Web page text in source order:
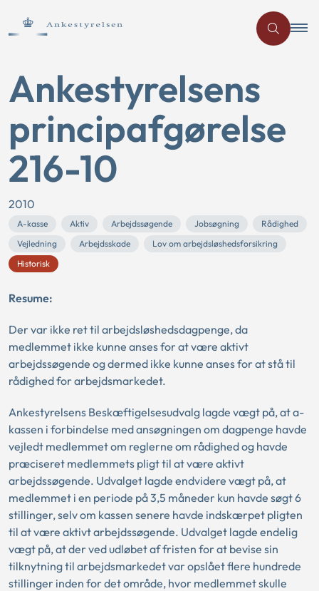
Ankestyrelsens
principafgørelse
216-10
2010
A-kasse Aktiv Arbejdssøgende Jobsøgning
Rådighed
Vejledning
Arbejdsskade
Lov om arbejdsløshedsforsikring
Historisk
Resume:
Der var ikke ret til arbejdsløshedsdagpenge, da
medlemmet ikke kunne anses for at være aktivt
arbejdssøgende og dermed ikke kunne anses for at stå til
rådighed for arbejdsmarkedet.
Ankestyrelsens Beskæftigelsesudvalg lagde vægt på, at a-
kassen i forbindelse med ansøgningen om dagpenge havde
vejledt medlemmet om reglerne om rådighed og havde
præciseret medlemmets pligt til at være aktivt
arbejdssøgende. Udvalget lagde endvidere vægt på, at
medlemmet i en periode på 3,5 måneder kun havde søgt 6
stillinger, selv om kassen senere havde indskærpet pligten
til at være aktivt arbejdssøgende. Udvalget lagde endelig
vægt på, at der ved udløbet af fristen for at bevise sin
tilknytning til arbejdsmarkedet var opslået flere hundrede
stillinger inden for det område, hvor medlemmet skulle